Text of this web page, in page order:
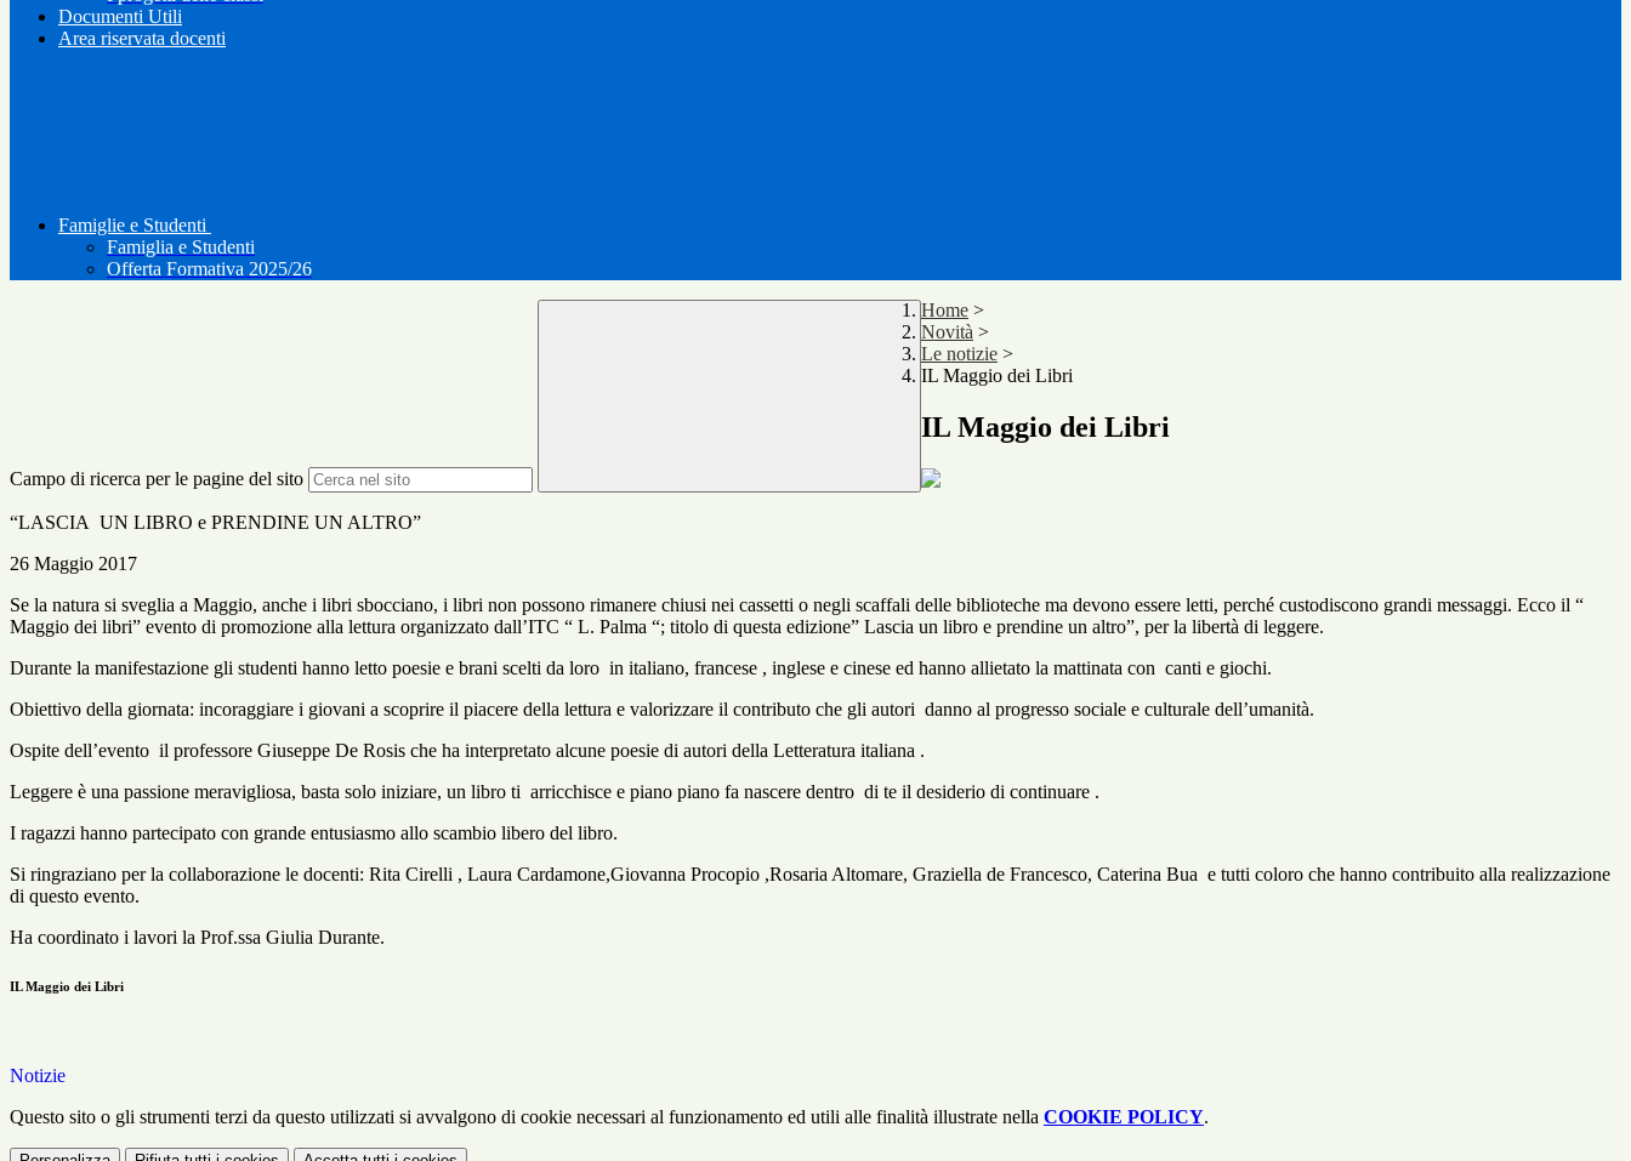
Documenti Utili
Area riservata docenti
Famiglie e Studenti
Famiglia e Studenti
Offerta Formativa 2025/26
Campo di ricerca per le pagine del sito
Home >
Novità >
Le notizie >
IL Maggio dei Libri
IL Maggio dei Libri
“LASCIA UN LIBRO e PRENDINE UN ALTRO”
26 Maggio 2017
Se la natura si sveglia a Maggio, anche i libri sbocciano, i libri non possono rimanere chiusi nei cassetti o negli scaffali delle biblioteche ma devono essere letti, perché custodiscono grandi messaggi. Ecco il “
Maggio dei libri” evento di promozione alla lettura organizzato dall’ITC “ L. Palma “; titolo di questa edizione” Lascia un libro e prendine un altro”, per la libertà di leggere.
Durante la manifestazione gli studenti hanno letto poesie e brani scelti da loro in italiano, francese , inglese e cinese ed hanno allietato la mattinata con canti e giochi.
Obiettivo della giornata: incoraggiare i giovani a scoprire il piacere della lettura e valorizzare il contributo che gli autori danno al progresso sociale e culturale dell’umanità.
Ospite dell’evento il professore Giuseppe De Rosis che ha interpretato alcune poesie di autori della Letteratura italiana .
Leggere è una passione meravigliosa, basta solo iniziare, un libro ti arricchisce e piano piano fa nascere dentro di te il desiderio di continuare .
I ragazzi hanno partecipato con grande entusiasmo allo scambio libero del libro.
Si ringraziano per la collaborazione le docenti: Rita Cirelli , Laura Cardamone,Giovanna Procopio ,Rosaria Altomare, Graziella de Francesco, Caterina Bua e tutti coloro che hanno contribuito alla realizzazione
di questo evento.
Ha coordinato i lavori la Prof.ssa Giulia Durante.
IL Maggio dei Libri
Notizie
Questo sito o gli strumenti terzi da questo utilizzati si avvalgono di cookie necessari al funzionamento ed utili alle finalità illustrate nella COOKIE POLICY.